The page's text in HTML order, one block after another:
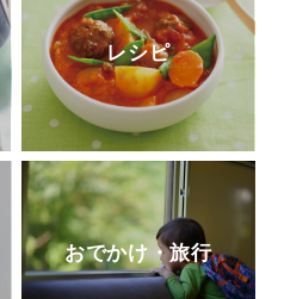
レシピ
おでかけ・旅行